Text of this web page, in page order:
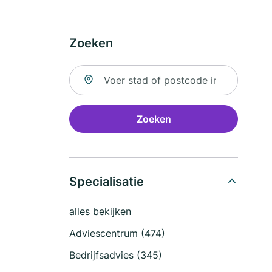
Zoeken
Zoek naar locatie
Zoeken
Specialisatie
alles bekijken
Adviescentrum (474)
Bedrijfsadvies (345)